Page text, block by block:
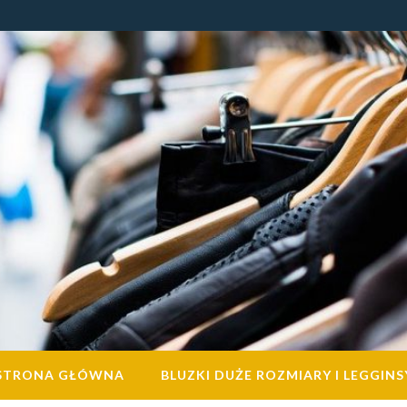
GŁÓWNA BLUZKI DUŻE ROZMIARY I